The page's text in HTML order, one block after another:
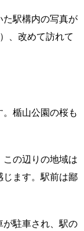
た駅構内の写真が
、改めて訪れて
楯山公園の桜も
この辺りの地域は
じます。駅前は鄙
が駐車され、駅の